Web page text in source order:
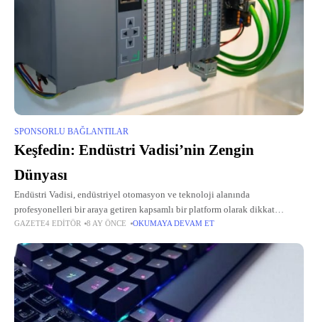
SPONSORLU BAĞLANTILAR
Keşfedin: Endüstri Vadisi’nin Zengin
Dünyası
Endüstri Vadisi, endüstriyel otomasyon ve teknoloji alanında
profesyonelleri bir araya getiren kapsamlı bir platform olarak dikkat
çekiyor. Siemens TIA Portal gibi gelişmiş mühendislik yazılımlarından
GAZETE4 EDITÖR 8 AY ÖNCE OKUMAYA DEVAM ET